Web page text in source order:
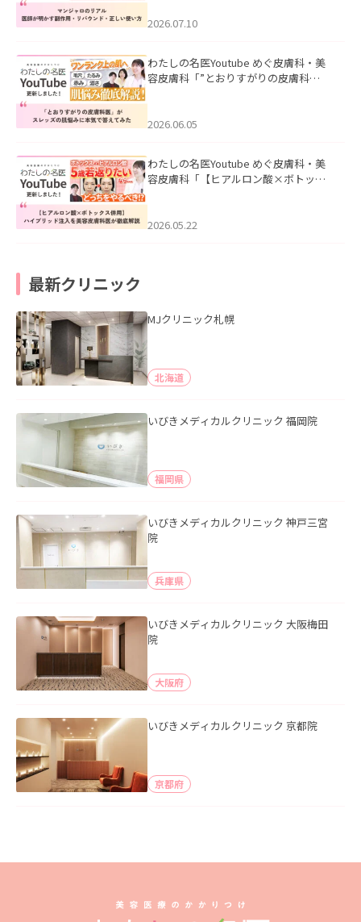
た。
2026.07.10
わたしの名医Youtube めぐ皮膚科・美
容皮膚科「”とおりすがりの皮膚科
2026.06.05
わたしの名医Youtube めぐ皮膚科・美
容皮膚科「【ヒアルロン酸×ボトック
た。
2026.05.22
最新クリニック
MJクリニック札幌
北海道
いびきメディカルクリニック 福岡院
福岡県
いびきメディカルクリニック 神戸三宮
院
兵庫県
いびきメディカルクリニック 大阪梅田
院
大阪府
いびきメディカルクリニック 京都院
京都府